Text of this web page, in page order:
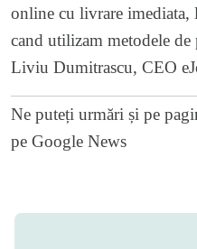
online cu livrare
cand utilizam metodele
Liviu Dumitrascu, CEO
Ne puteți urmări și pe
pe Google News